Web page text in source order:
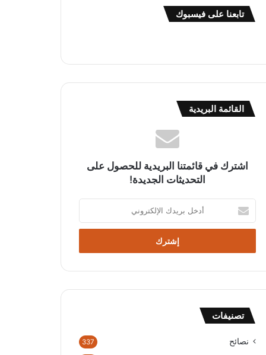
تابعنا على فيسبوك
القائمة البريدية
اشترك في قائمتنا البريدية للحصول على
التحديثات الجديدة!
خ
ب
د
إ
تصنيفات
نصائح 337